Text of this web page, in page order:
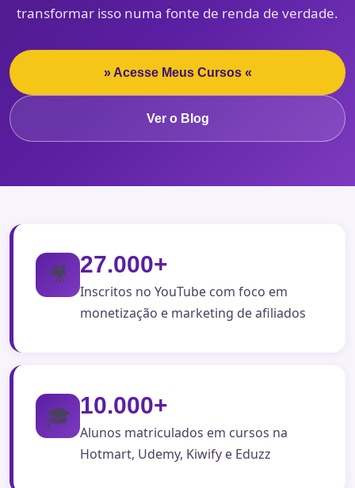
transformar isso numa fonte de renda de verdade.
» Acesse Meus Cursos «
Ver o Blog
🎥 27.000+
Inscritos no YouTube com foco em
monetização e marketing de afiliados
🎓 10.000+
Alunos matriculados em cursos na
Hotmart, Udemy, Kiwify e Eduzz